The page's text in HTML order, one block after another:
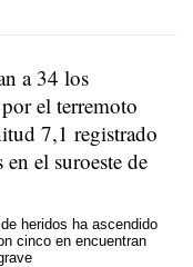
a 34 los
el terremoto
7,1 registrado
en el suroeste de
heridos ha ascendido
cinco en encuentran